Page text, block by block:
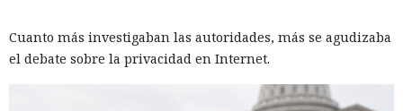
Cuanto más investigaban las autoridades, más se agudizaba
el debate sobre la privacidad en Internet.